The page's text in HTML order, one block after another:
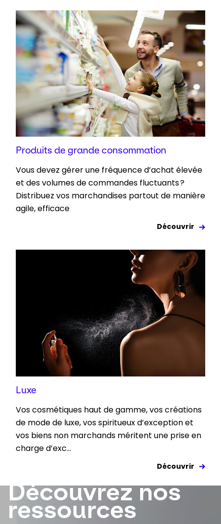
Produits de grande consommation
Vous devez gérer une fréquence d’achat élevée
et des volumes de commandes fluctuants ?
Distribuez vos marchandises partout de manière
agile, efficace
Découvrir
Luxe
Vos cosmétiques haut de gamme, vos créations
de mode de luxe, vos spiritueux d’exception et
vos biens non marchands méritent une prise en
charge d’exc...
Découvrir
Keepeek
Découvrez nos
ressources